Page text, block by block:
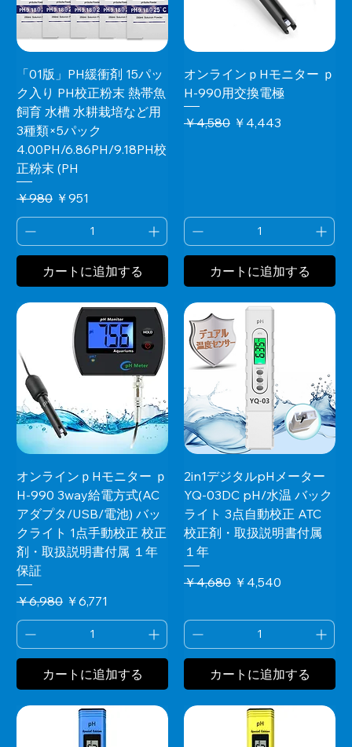
「01版」PH緩衝剤 15パッ
ク入り PH校正粉末 熱帯魚
飼育 水槽 水耕栽培など用
3種類×5パック
4.00PH/6.86PH/9.18PH校
正粉末 (PH
通常価格
￥980 セール価格
￥951
カートに追加する
オンラインｐHモニター ｐ
H-990用交換電極
通常価格
￥4,580 セール価格
￥4,443
カートに追加する
オンラインｐHモニター ｐ
H-990 3way給電方式(AC
アダプタ/USB/電池) バッ
クライト 1点手動校正 校正
剤・取扱説明書付属 １年
保証
通常価格
￥6,980 セール価格
￥6,771
カートに追加する
2in1デジタルpHメーター
YQ-03DC pH/水温 バック
ライト 3点自動校正 ATC
校正剤・取扱説明書付属
１年
通常価格
￥4,680 セール価格
￥4,540
カートに追加する